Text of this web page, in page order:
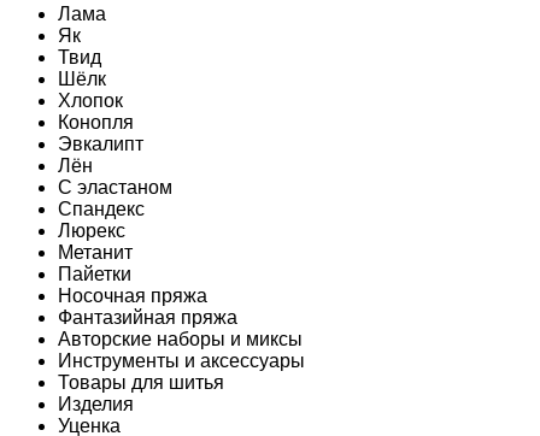
Лама
Як
Твид
Шёлк
Хлопок
Конопля
Эвкалипт
Лён
C эластаном
Спандекс
Люрекс
Метанит
Пайетки
Носочная пряжа
Фантазийная пряжа
Авторские наборы и миксы
Инструменты и аксессуары
Товары для шитья
Изделия
Уценка